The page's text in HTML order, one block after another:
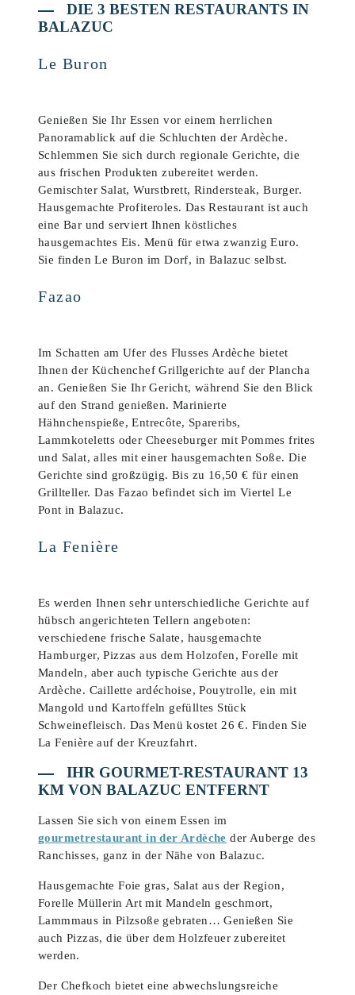
DIE 3 BESTEN RESTAURANTS IN
BALAZUC
Le Buron
Genießen Sie Ihr Essen vor einem herrlichen
Panoramablick auf die Schluchten der Ardèche.
Schlemmen Sie sich durch regionale Gerichte, die
aus frischen Produkten zubereitet werden.
Gemischter Salat, Wurstbrett, Rindersteak, Burger.
Hausgemachte Profiteroles. Das Restaurant ist auch
eine Bar und serviert Ihnen köstliches
hausgemachtes Eis. Menü für etwa zwanzig Euro.
Sie finden Le Buron im Dorf, in Balazuc selbst.
Fazao
Im Schatten am Ufer des Flusses Ardèche bietet
Ihnen der Küchenchef Grillgerichte auf der Plancha
an. Genießen Sie Ihr Gericht, während Sie den Blick
auf den Strand genießen. Marinierte
Hähnchenspieße, Entrecôte, Spareribs,
Lammkoteletts oder Cheeseburger mit Pommes frites
und Salat, alles mit einer hausgemachten Soße. Die
Gerichte sind großzügig. Bis zu 16,50 € für einen
Grillteller. Das Fazao befindet sich im Viertel Le
Pont in Balazuc.
La Fenière
Es werden Ihnen sehr unterschiedliche Gerichte auf
hübsch angerichteten Tellern angeboten:
verschiedene frische Salate, hausgemachte
Hamburger, Pizzas aus dem Holzofen, Forelle mit
Mandeln, aber auch typische Gerichte aus der
Ardèche. Caillette ardéchoise, Pouytrolle, ein mit
Mangold und Kartoffeln gefülltes Stück
Schweinefleisch. Das Menü kostet 26 €. Finden Sie
La Fenière auf der Kreuzfahrt.
IHR GOURMET-RESTAURANT 13
KM VON BALAZUC ENTFERNT
Lassen Sie sich von einem Essen im
gourmetrestaurant in der Ardèche der Auberge des
Ranchisses, ganz in der Nähe von Balazuc.
Hausgemachte Foie gras, Salat aus der Region,
Forelle Müllerin Art mit Mandeln geschmort,
Lammmaus in Pilzsoße gebraten… Genießen Sie
auch Pizzas, die über dem Holzfeuer zubereitet
werden.
Der Chefkoch bietet eine abwechslungsreiche